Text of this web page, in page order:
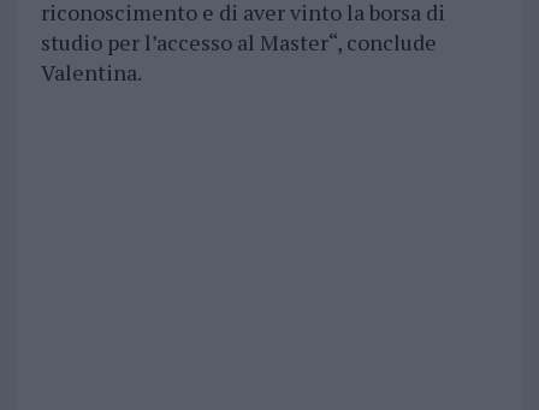
riconoscimento e di aver vinto la borsa di
studio per l’accesso al Master“, conclude
Valentina.